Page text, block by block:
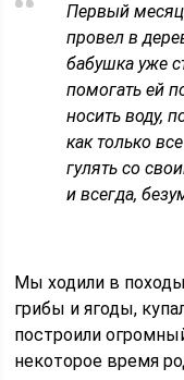
Первый месяц
провел в
бабушка уже
помогать ей
носить воду,
как только
гулять со
и всегда,
Мы ходили в
грибы и ягоды,
построили
некоторое время